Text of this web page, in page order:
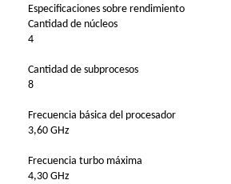
Especificaciones sobre rendimiento
Cantidad de núcleos
4
Cantidad de subprocesos
8
Frecuencia básica del procesador
3,60 GHz
Frecuencia turbo máxima
4,30 GHz